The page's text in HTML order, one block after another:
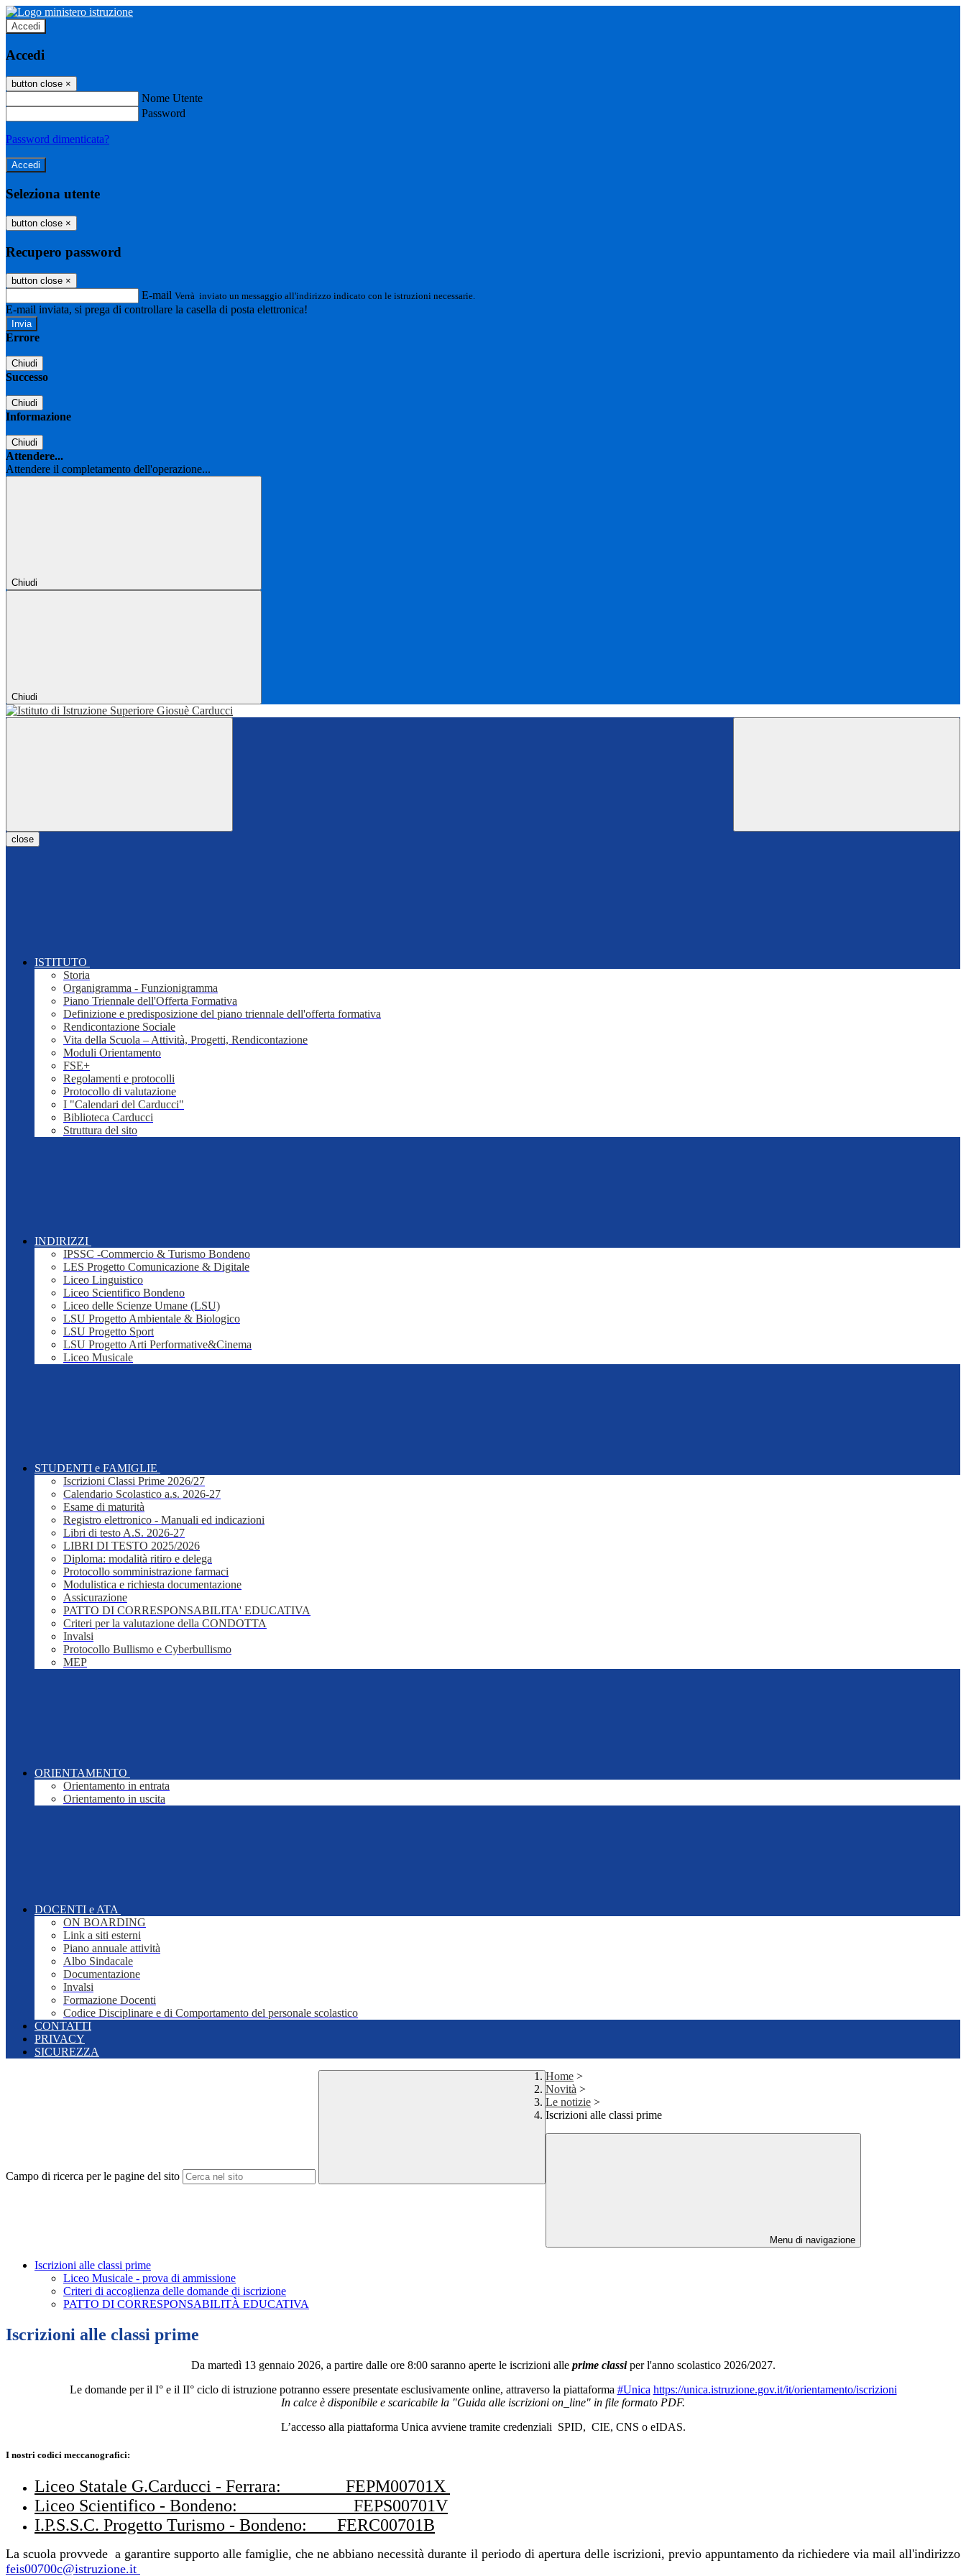
Accedi
Accedi
button close ×
Nome Utente
Password
Password dimenticata?
Seleziona utente
button close ×
Recupero password
button close ×
E-mail Verrà inviato un messaggio all'indirizzo indicato con le istruzioni necessarie.
E-mail inviata, si prega di controllare la casella di posta elettronica!
Errore
Chiudi
Successo
Chiudi
Informazione
Chiudi
Attendere...
Attendere il completamento dell'operazione...
Chiudi
Chiudi
close
ISTITUTO
Storia
Organigramma - Funzionigramma
Piano Triennale dell'Offerta Formativa
Definizione e predisposizione del piano triennale dell'offerta formativa
Rendicontazione Sociale
Vita della Scuola – Attività, Progetti, Rendicontazione
Moduli Orientamento
FSE+
Regolamenti e protocolli
Protocollo di valutazione
I "Calendari del Carducci"
Biblioteca Carducci
Struttura del sito
INDIRIZZI
IPSSC -Commercio & Turismo Bondeno
LES Progetto Comunicazione & Digitale
Liceo Linguistico
Liceo Scientifico Bondeno
Liceo delle Scienze Umane (LSU)
LSU Progetto Ambientale & Biologico
LSU Progetto Sport
LSU Progetto Arti Performative&Cinema
Liceo Musicale
STUDENTI e FAMIGLIE
Iscrizioni Classi Prime 2026/27
Calendario Scolastico a.s. 2026-27
Esame di maturità
Registro elettronico - Manuali ed indicazioni
Libri di testo A.S. 2026-27
LIBRI DI TESTO 2025/2026
Diploma: modalità ritiro e delega
Protocollo somministrazione farmaci
Modulistica e richiesta documentazione
Assicurazione
PATTO DI CORRESPONSABILITA' EDUCATIVA
Criteri per la valutazione della CONDOTTA
Invalsi
Protocollo Bullismo e Cyberbullismo
MEP
ORIENTAMENTO
Orientamento in entrata
Orientamento in uscita
DOCENTI e ATA
ON BOARDING
Link a siti esterni
Piano annuale attività
Albo Sindacale
Documentazione
Invalsi
Formazione Docenti
Codice Disciplinare e di Comportamento del personale scolastico
CONTATTI
PRIVACY
SICUREZZA
Campo di ricerca per le pagine del sito
Home >
Novità >
Le notizie >
Iscrizioni alle classi prime
Menu di navigazione
Iscrizioni alle classi prime
Liceo Musicale - prova di ammissione
Criteri di accoglienza delle domande di iscrizione
PATTO DI CORRESPONSABILITÀ EDUCATIVA
Iscrizioni alle classi prime
Da martedì 13 gennaio 2026, a partire dalle ore 8:00 saranno aperte le iscrizioni alle prime classiper l'anno scolastico 2026/2027.
Le domande per il I° e il II° ciclo di istruzione potranno essere presentate esclusivamente online, attraverso la piattaforma #Unica https://unica.istruzione.gov.it/it/orientamento/iscrizioni
In calce è disponibile e scaricabile la "Guida alle iscrizioni on_line" in file formato PDF.
L’accesso alla piattaforma Unica avviene tramite credenziali SPID, CIE, CNS o eIDAS.
I nostri codici meccanografici:
Liceo Statale G.Carducci - Ferrara: FEPM00701X
Liceo Scientifico - Bondeno: FEPS00701V
I.P.S.S.C. Progetto Turismo - Bondeno: FERC00701B
La scuola provvede a garantire supporto alle famiglie, che ne abbiano necessità durante il periodo di apertura delle iscrizioni, previo appuntamento da richiedere via mail all'indirizzo
feis00700c@istruzione.it